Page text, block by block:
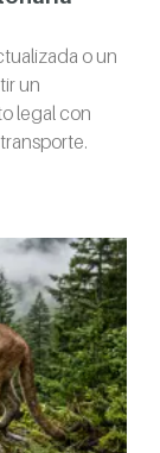
o un
un
legal con